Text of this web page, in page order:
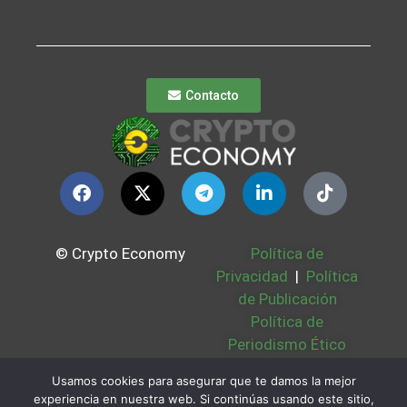
Contacto
© Crypto Economy
Política de
Privacidad | Política
de Publicación
Política de
Periodismo Ético
Bases Legales |
Usamos cookies para asegurar que te damos la mejor
experiencia en nuestra web. Si continúas usando este sitio,